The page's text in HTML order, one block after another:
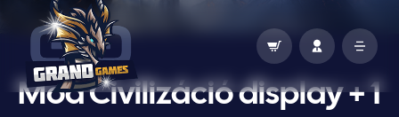
Moa Civilizáció display + 1